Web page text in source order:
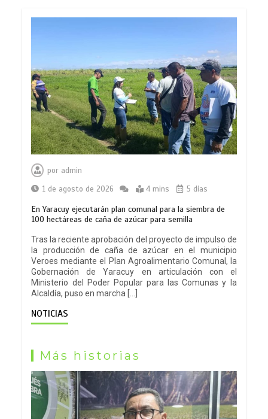
por admin
1 de agosto de 2026
4 mins 5 días
En Yaracuy ejecutarán plan comunal para la siembra de
100 hectáreas de caña de azúcar para semilla
Tras la reciente aprobación del proyecto de impulso de
la producción de caña de azúcar en el municipio
Veroes mediante el Plan Agroalimentario Comunal, la
Gobernación de Yaracuy en articulación con el
Ministerio del Poder Popular para las Comunas y la
Alcaldía, puso en marcha […]
NOTICIAS
Más historias